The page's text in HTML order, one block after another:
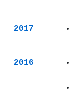
2017
2016